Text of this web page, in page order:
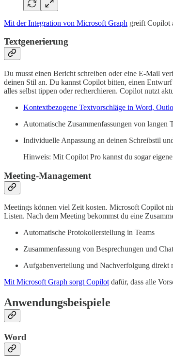
Mit der Integration von Microsoft Graph greift Copilot
Textgenerierung
Du musst einen Bericht schreiben oder eine E-Mail
deinen Stil an. Du kannst Copilot bitten, einen
alles selbst tippen oder recherchieren. Copilot nutzt
Kontextbezogene Textvorschläge in Word,
Automatische Zusammenfassungen von langen
Individuelle Anpassung an deinen Schreibstil
Hinweis: Mit Copilot Pro kannst du sogar
Meeting-Management
Meetings können viel Zeit kosten. Microsoft Copilot
Listen. Nach dem Meeting bekommst du eine
Automatische Protokollerstellung in Teams
Zusammenfassung von Besprechungen und
Aufgabenverteilung und Nachverfolgung direkt
Mit Microsoft Graph sorgt Copilotdafür, dass alle
Anwendungsbeispiele
Word